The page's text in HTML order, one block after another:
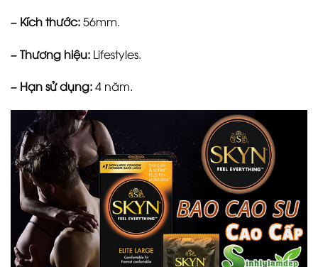
– Kích thước:56mm.
– Thương hiệu: Lifestyles.
– Hạn sử dụng:4 năm.